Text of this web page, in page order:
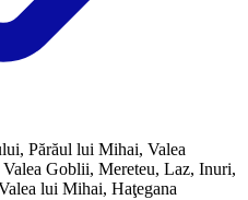
Părăul lui Mihai, Valea
Goblii, Mereteu, Laz, Inuri,
lui Mihai, Haţegana